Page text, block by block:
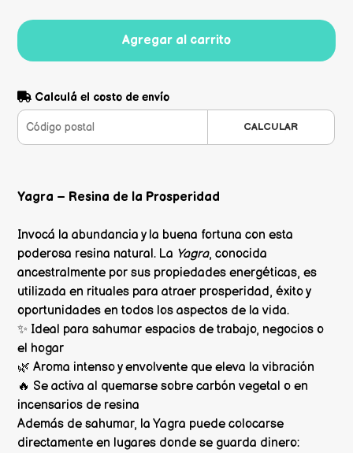
Agregar al carrito
Calculá el costo de envío
CALCULAR
Yagra – Resina de la Prosperidad
Invocá la abundancia y la buena fortuna con esta
poderosa resina natural. La Yagra, conocida
ancestralmente por sus propiedades energéticas, es
utilizada en rituales para atraer prosperidad, éxito y
oportunidades en todos los aspectos de la vida.
✨ Ideal para sahumar espacios de trabajo, negocios o
el hogar
🌿 Aroma intenso y envolvente que eleva la vibración
🔥 Se activa al quemarse sobre carbón vegetal o en
incensarios de resina
Además de sahumar, la Yagra puede colocarse
directamente en lugares donde se guarda dinero: